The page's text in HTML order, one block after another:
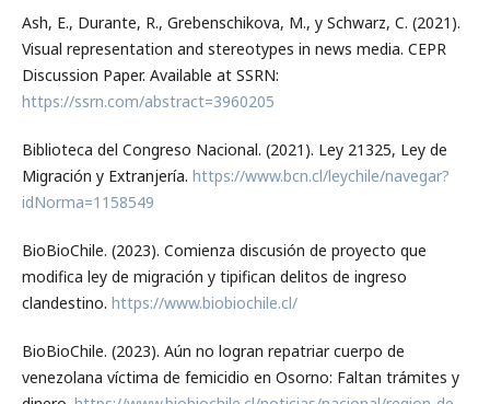
Ash, E., Durante, R., Grebenschikova, M., y Schwarz, C. (2021).
Visual representation and stereotypes in news media. CEPR
Discussion Paper. Available at SSRN:
https://ssrn.com/abstract=3960205
Biblioteca del Congreso Nacional. (2021). Ley 21325, Ley de
Migración y Extranjería. https://www.bcn.cl/leychile/navegar?
idNorma=1158549
BioBioChile. (2023). Comienza discusión de proyecto que
modifica ley de migración y tipifican delitos de ingreso
clandestino. https://www.biobiochile.cl/
BioBioChile. (2023). Aún no logran repatriar cuerpo de
venezolana víctima de femicidio en Osorno: Faltan trámites y